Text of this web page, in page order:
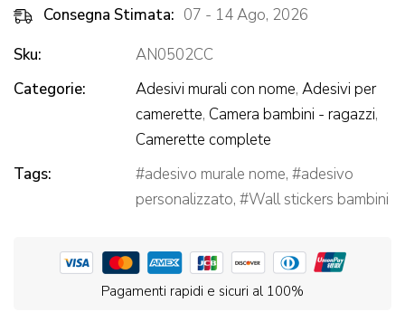
Consegna Stimata: 07 - 14 Ago, 2026
Sku:
AN0502CC
Categorie:
Adesivi murali con nome, Adesivi per
camerette, Camera bambini - ragazzi,
Camerette complete
Tags:
adesivo murale nome,
adesivo
personalizzato, Wall stickers bambini
Pagamenti rapidi e sicuri al 100%